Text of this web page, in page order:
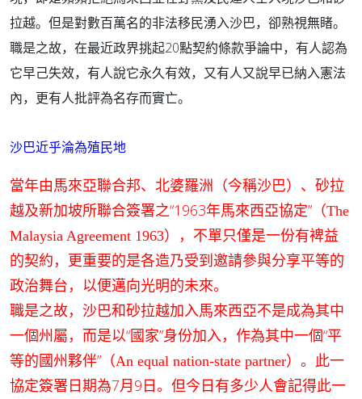
拉越。但是對數百萬名的非法移民湧入沙巴，卻熟視無睹。
職是之故，在最近政界挑起20點契約條款爭論中，有人認為
它早己失效，有人說它永久有效，又有人又說早已納入憲法
內，更有人批評為名存而實亡。
沙巴近乎淪為殖民地
當年由馬來亞聯合邦、北婆羅洲（今稱沙巴）、砂拉
越及新加坡所聯合簽署之“1963年馬來西亞協定”（The
Malaysia Agreement 1963），不單只僅是一份有裨益
的契約，更重要的是各造乃受到邀請參與分享平等的
政治舞台，以便邁向光明的未來。
職是之故，沙巴和砂拉越加入馬來西亞不是成為其中
一個州屬，而是以“國家”身份加入，作為其中一個“平
等的國州夥伴”（An equal nation-state partner）。此一
協定簽署日期為7月9日。但今日有多少人會記得此一